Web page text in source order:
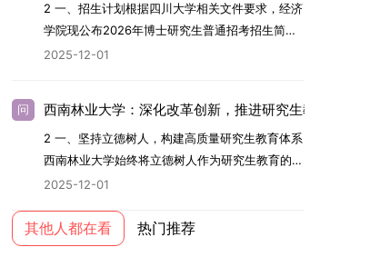
如下。一、培养定位本项目致力于面向国家战略发
展方向，培育具备科学家素养、创新精神与科研能
力，系统掌握学科前沿知识，能胜任高水平科学研
（0805）、化学（0703）、电子科学与技术
（0809）、材料与化工（0856）、机械
（0855）、电子信息（0854）等相关专业。
（二）招生名额2026年度具体招生规模以国家最
名。具体招生院系及导师信息请见相关名录。
（三）选拔途径共设置三种选拔方式，包括本科直
2 一、招生计划根据四川大学相关文件要求，经济
学院现公布2026年博士研究生普通招考招生简
章。2026年，学院博士研究生招生全面实行“申
经济学院2026年博士生招生专业目录》。实际录
取人数将根据国家最终下达的招生计划及考生报名
情况进行适当调整。除国家专项计划外，我院招收
定向就业考生的比例原则上不超过总计划的5%。
校学习。二、报考流程（一）报名资格1.申请人应
拥护中国共产党的领导，品德良好，遵纪守法，身
2025-12-01
问 西南林业大学：深化改革创新，推进研究生教育高质
2 一、坚持立德树人，构建高质量研究生教育体系
西南林业大学始终将立德树人作为研究生教育的根
本任务，积极响应“教育强国，研究生教育何为”的
党建引领研究生思想政治教育，修订并印发了《研
究生导师立德树人职责实施细则（2025年修
2025-12-01
其他人都在看 热门推荐